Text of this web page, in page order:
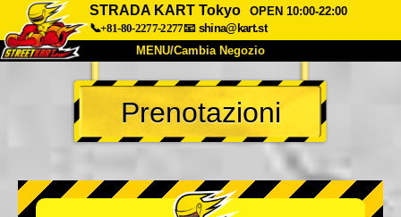
STRADA KART Tokyo
OPEN 10:00-22:00
📞+81-80-2277-2277📧 shina@kart.st
MENU/Cambia Negozio
INIZIO
Chi Siamo Specifiche Prezzo
Azienda Prenotazioni
Cambia Negozio
Prenotazioni